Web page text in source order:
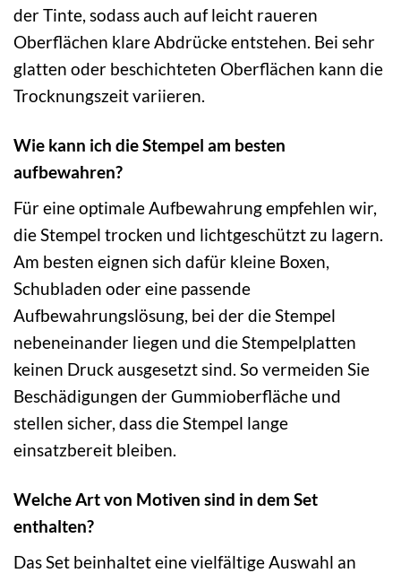
der Tinte, sodass auch auf leicht raueren
Oberflächen klare Abdrücke entstehen. Bei sehr
glatten oder beschichteten Oberflächen kann die
Trocknungszeit variieren.
Wie kann ich die Stempel am besten
aufbewahren?
Für eine optimale Aufbewahrung empfehlen wir,
die Stempel trocken und lichtgeschützt zu lagern.
Am besten eignen sich dafür kleine Boxen,
Schubladen oder eine passende
Aufbewahrungslösung, bei der die Stempel
nebeneinander liegen und die Stempelplatten
keinen Druck ausgesetzt sind. So vermeiden Sie
Beschädigungen der Gummioberfläche und
stellen sicher, dass die Stempel lange
einsatzbereit bleiben.
Welche Art von Motiven sind in dem Set
enthalten?
Das Set beinhaltet eine vielfältige Auswahl an